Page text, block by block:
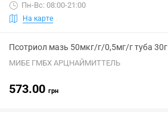
Пн-Вс: 08:00-21:00
На карте
Псотриол мазь 50мкг/г/0,5мг/г туба 30г
МИБЕ ГМБХ АРЦНАЙМИТТЕЛЬ
573.00 грн